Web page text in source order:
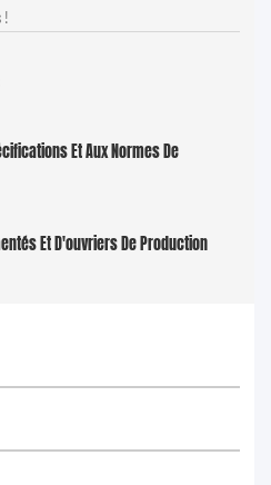
!
Et Aux Normes De
Et D'ouvriers De Production